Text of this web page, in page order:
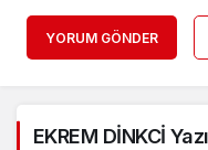
YORUM GÖNDER
EKREM DİNKCİ